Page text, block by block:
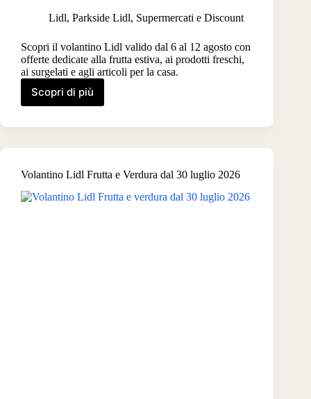
Lidl, Parkside Lidl, Supermercati e Discount
Scopri il volantino Lidl valido dal 6 al 12 agosto con
offerte dedicate alla frutta estiva, ai prodotti freschi,
ai surgelati e agli articoli per la casa.
Scopri di più
Volantino
Lidl
dal
agosto
Volantino Lidl Frutta e Verdura dal 30 luglio 2026